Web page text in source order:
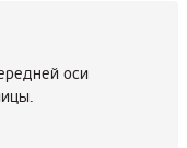
оси